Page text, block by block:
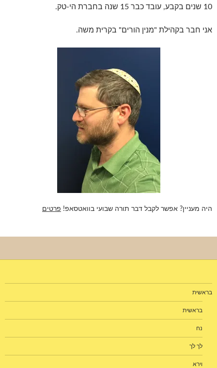
10 שנים בקבע, עובד כבר 15 שנה בחברת הי-טק.
אני חבר בקהילת "מנין הורים" בקרית משה.
היה מעניין? אפשר לקבל דבר תורה שבועי בוואטסאפ! פרטים
בראשית
בראשית
נח
לך לך
וירא